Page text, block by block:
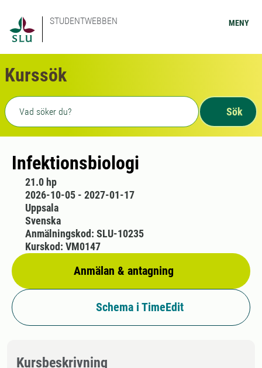
STUDENTWEBBEN MENY
Kurssök
Fritext sökning
Sök
Infektionsbiologi
21.0 hp
2026-10-05 - 2027-01-17
Uppsala
Svenska
Anmälan & antagning
Anmälningskod: SLU-10235
Kurskod: VM0147
Schema i TimeEdit
Kursbeskrivning